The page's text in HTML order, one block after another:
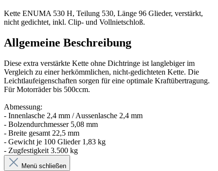
Kette ENUMA 530 H, Teilung 530, Länge 96 Glieder, verstärkt,
nicht gedichtet, inkl. Clip- und Vollnietschloß.
Allgemeine Beschreibung
Diese extra verstärkte Kette ohne Dichtringe ist langlebiger im
Vergleich zu einer herkömmlichen, nicht-gedichteten Kette. Die
Leichtlaufeigenschaften sorgen für eine optimale Kraftübertragung.
Für Motorräder bis 500ccm.
Abmessung:
- Innenlasche 2,4 mm / Aussenlasche 2,4 mm
- Bolzendurchmesser 5,08 mm
- Breite gesamt 22,5 mm
- Gewicht je 100 Glieder 1,83 kg
- Zugfestigkeit 3.500 kg
Menü schließen